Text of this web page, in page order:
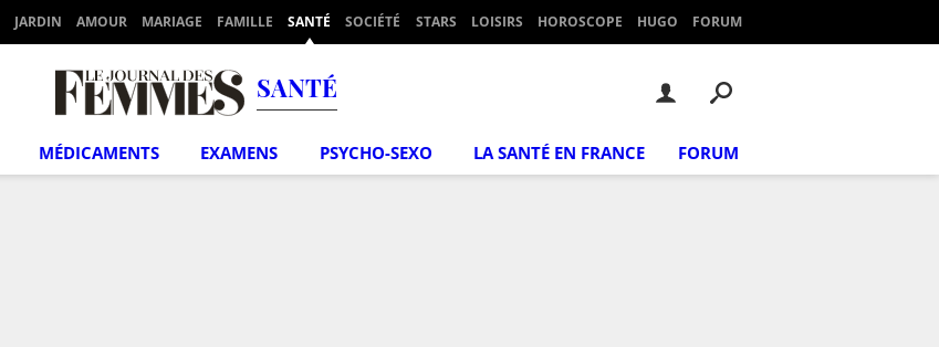
JARDIN AMOUR MARIAGE FAMILLE SANTÉ SOCIÉTÉ STARS LOISIRS HOROSCOPE HUGO FORUM
SANTÉ
MÉDICAMENTS EXAMENS PSYCHO-SEXO LA SANTÉ EN FRANCE FORUM